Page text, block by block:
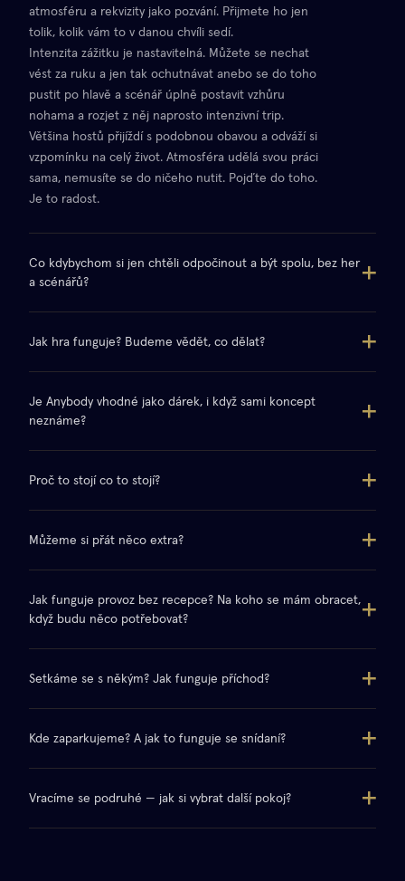
atmosféru a rekvizity jako pozvání. Přijmete ho jen
tolik, kolik vám to v danou chvíli sedí.
Intenzita zážitku je nastavitelná. Můžete se nechat
vést za ruku a jen tak ochutnávat anebo se do toho
pustit po hlavě a scénář úplně postavit vzhůru
nohama a rozjet z něj naprosto intenzivní trip.
Většina hostů přijíždí s podobnou obavou a odváží si
vzpomínku na celý život. Atmosféra udělá svou práci
sama, nemusíte se do ničeho nutit. Pojďte do toho.
Je to radost.
Co kdybychom si jen chtěli odpočinout a být spolu, bez her
a scénářů?
Jak hra funguje? Budeme vědět, co dělat?
Je Anybody vhodné jako dárek, i když sami koncept
neznáme?
Proč to stojí co to stojí?
Můžeme si přát něco extra?
Jak funguje provoz bez recepce? Na koho se mám obracet,
když budu něco potřebovat?
Setkáme se s někým? Jak funguje příchod?
Kde zaparkujeme? A jak to funguje se snídaní?
Vracíme se podruhé — jak si vybrat další pokoj?